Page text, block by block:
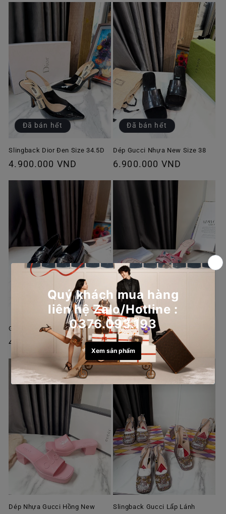
Đã bán hết
Slingback Dior Đen Size 34.5D
Giá
thường
4.900.000 VND
Đã bán hết
Dép Gucci Nhựa New Size 38
Giá
6.900.000 VND
Đã bán hết
Giày Prada Used Size 35
Giá
thường
4.950.000 VND
Đã bán hết
Guốc Roger Size 38
Giá
thông
thường
7.900.000 VND
Dép Nhựa Gucci Hồng New Slingback Gucci Lấp Lánh